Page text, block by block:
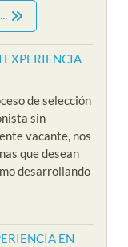
EXPERIENCIA
de selección
sin
vacante, nos
que desean
desarrollando
EN